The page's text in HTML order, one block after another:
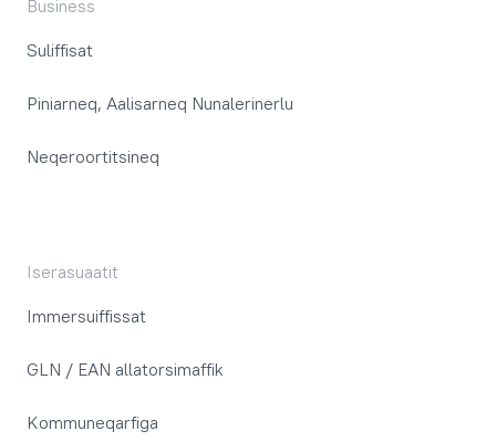
Business
Suliffisat
Piniarneq, Aalisarneq Nunalerinerlu
Neqeroortitsineq
Iserasuaatit
Immersuiffissat
GLN / EAN allatorsimaffik
Kommuneqarfiga